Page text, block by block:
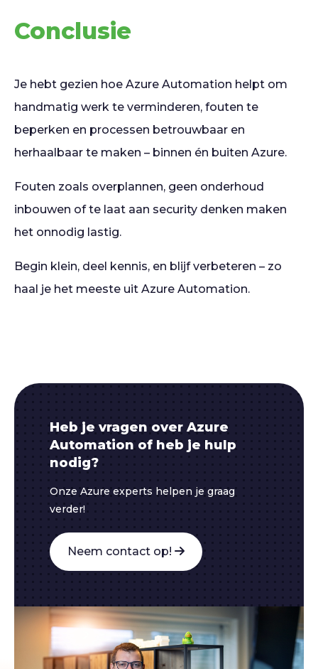
Conclusie
Je hebt gezien hoe Azure Automation helpt om
handmatig werk te verminderen, fouten te
beperken en processen betrouwbaar en
herhaalbaar te maken – binnen én buiten Azure.
Fouten zoals overplannen, geen onderhoud
inbouwen of te laat aan security denken maken
het onnodig lastig.
Begin klein, deel kennis, en blijf verbeteren – zo
haal je het meeste uit Azure Automation.
Heb je vragen over Azure
Automation of heb je hulp
nodig?
Onze Azure experts helpen je graag
verder!
Neem contact op!